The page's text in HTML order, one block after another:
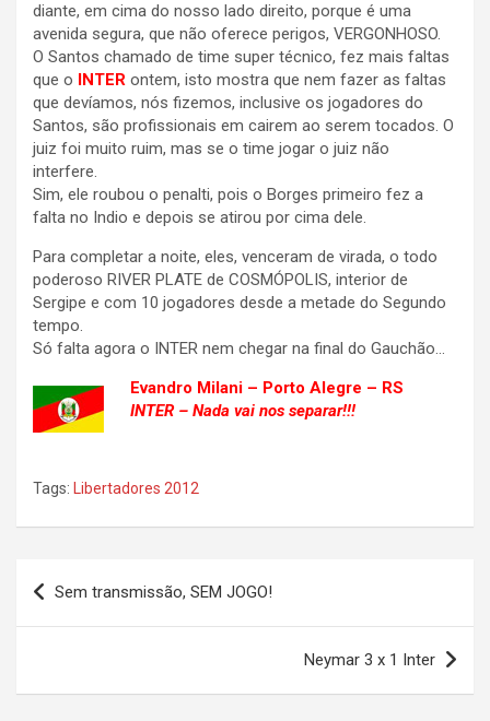
diante, em cima do nosso lado direito, porque é uma
avenida segura, que não oferece perigos, VERGONHOSO.
O Santos chamado de time super técnico, fez mais faltas
que o INTER ontem, isto mostra que nem fazer as faltas
que devíamos, nós fizemos, inclusive os jogadores do
Santos, são profissionais em cairem ao serem tocados. O
juiz foi muito ruim, mas se o time jogar o juiz não
interfere.
Sim, ele roubou o penalti, pois o Borges primeiro fez a
falta no Indio e depois se atirou por cima dele.
Para completar a noite, eles, venceram de virada, o todo
poderoso RIVER PLATE de COSMÓPOLIS, interior de
Sergipe e com 10 jogadores desde a metade do Segundo
tempo.
Só falta agora o INTER nem chegar na final do Gauchão…
Evandro Milani – Porto Alegre – RS
INTER – Nada vai nos separar!!!
Tags: Libertadores 2012
Navegação
de
Sem transmissão, SEM JOGO!
Neymar 3 x 1 Inter